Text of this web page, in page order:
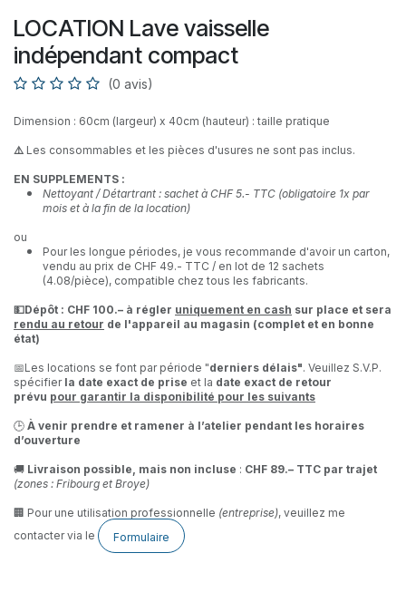
LOCATION Lave vaisselle
indépendant compact
(0 avis)
Dimension : 60cm (largeur) x 40cm (hauteur) : taille pratique
⚠️ Les consommables et les pièces d'usures ne sont pas inclus.
EN SUPPLEMENTS :
Nettoyant / Détartrant : sachet à CHF 5.- TTC (obligatoire 1x par
mois et à la fin de la location)
ou
Pour les longue périodes, je vous recommande d'avoir un carton,
vendu au prix de CHF 49.- TTC / en lot de 12 sachets
(4.08/pièce), compatible chez tous les fabricants.
💵Dépôt : CHF 100.– à régler uniquement en cash sur place et sera
rendu au retour de l'appareil au magasin (complet et en bonne
état)
📅Les locations se font par période "derniers délais". Veuillez S.V.P.
spécifier la date exact de prise et la date exact de retour
prévu pour garantir la disponibilité pour les suivants
🕒 À venir prendre et ramener à l’atelier pendant les horaires
d’ouverture
🚚 Livraison possible, mais non incluse : CHF 89.– TTC par trajet
(zones : Fribourg et Broye)
🏢 Pour une utilisation professionnelle (entreprise), veuillez me
contacter via le
Formulaire